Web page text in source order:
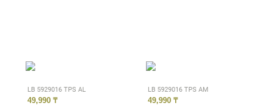
LB 5929016 TPS AL
49,990 ₸
LB 5929016 TPS AM
49,990 ₸